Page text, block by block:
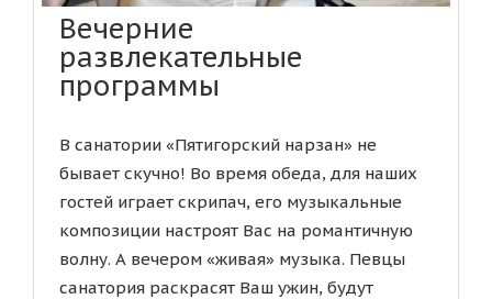
Вечерние
развлекательные
программы
В санатории «Пятигорский нарзан» не
бывает скучно! Во время обеда, для наших
гостей играет скрипач, его музыкальные
композиции настроят Вас на романтичную
волну. А вечером «живая» музыка. Певцы
санатория раскрасят Ваш ужин, будут